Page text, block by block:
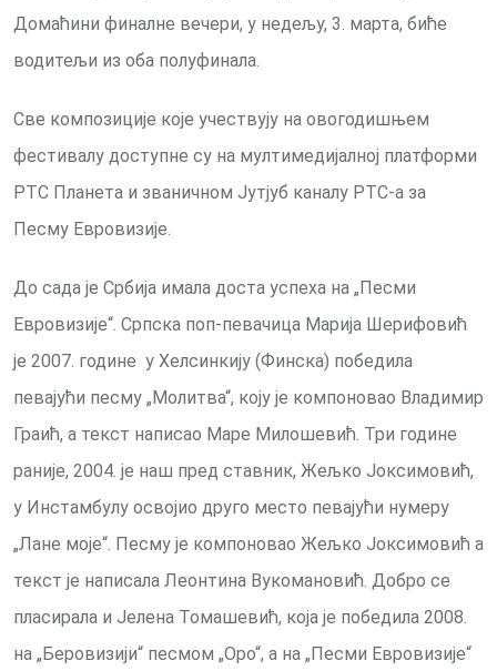
Домаћини финалне вечери, у недељу, 3. марта, биће
водитељи из оба полуфинала.
Све композиције које учествују на овогодишњем
фестивалу доступне су на мултимедијалној платформи
РТС Планета и званичном Јутјуб каналу РТС-а за
Песму Евровизије.
До сада је Србија имала доста успеха на „Песми
Евровизије“. Српска поп-певачица Марија Шерифовић
је 2007. године у Хелсинкију (Финска) победила
певајући песму „Молитва“, коју је компоновао Владимир
Граић, а текст написао Маре Милошевић. Три године
раније, 2004. је наш пред ставник, Жељко Јоксимовић,
у Инстамбулу освојио друго место певајући нумеру
„Лане моје“. Песму је компоновао Жељко Јоксимовић а
текст је написала Леонтина Вукомановић. Добро се
пласирала и Јелена Томашевић, која је победила 2008.
на „Беровизији“ песмом „Оро“, а на „Песми Евровизије“